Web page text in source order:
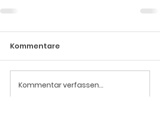
Kommentare
Kommentar verfassen...